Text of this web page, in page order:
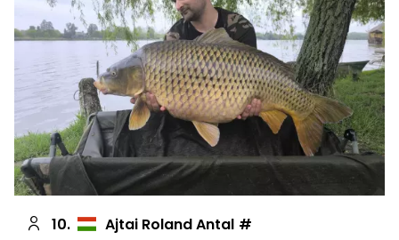
10.
Ajtai Roland Antal